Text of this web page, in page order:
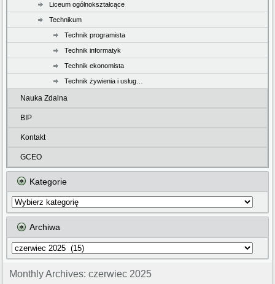
Liceum ogólnokształcące
Technikum
Technik programista
Technik informatyk
Technik ekonomista
Technik żywienia i usług…
Nauka Zdalna
BIP
Kontakt
GCEO
Kategorie
Kategorie
Archiwa
Archiwa
Monthly Archives:czerwiec 2025